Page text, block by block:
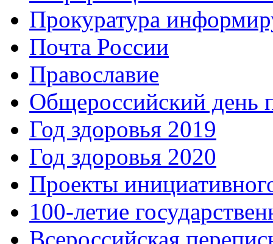
Прокуратура
Почта России
Православие
Общероссийский день
Год здоровья 2019
Год здоровья 2020
Проекты
100-летие
Всероссийская